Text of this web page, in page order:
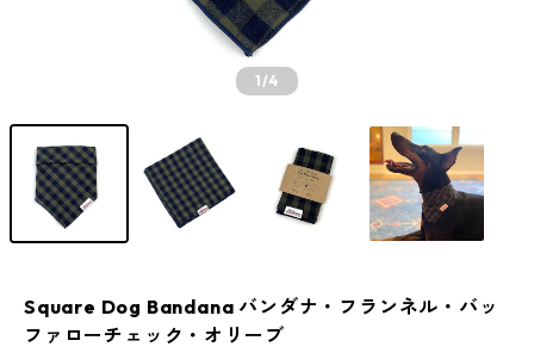
1/4
Square Dog Bandana バンダナ・フランネル・バッ
ファローチェック・オリーブ